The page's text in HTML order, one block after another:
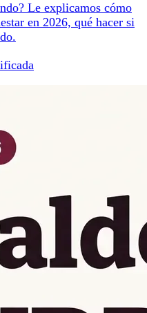
Le explicamos cómo
en 2026, qué hacer si